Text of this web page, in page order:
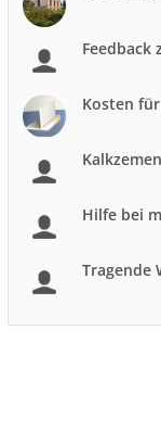
Feedback
Kosten
Hilfe bei
Tragende